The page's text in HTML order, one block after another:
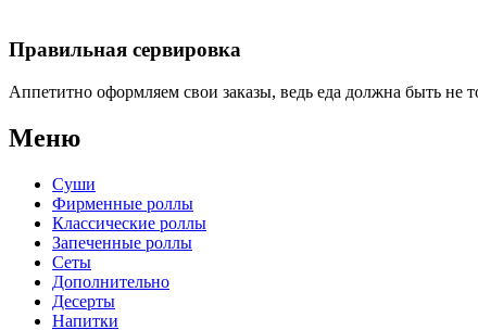
Правильная сервировка
Аппетитно оформляем свои заказы, ведь еда должна быть не
Меню
Суши
Фирменные роллы
Классические роллы
Запеченные роллы
Сеты
Дополнительно
Десерты
Напитки